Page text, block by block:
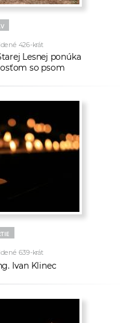
426-krát
Lesnej ponúka
so psom
639-krát
Ivan Klinec